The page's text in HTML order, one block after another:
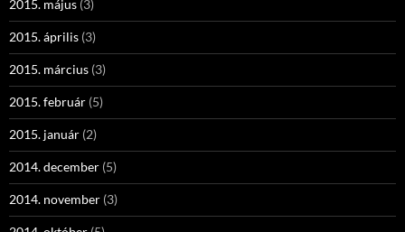
2015. május (3)
2015. április (3)
2015. március (3)
2015. február (5)
2015. január (2)
2014. december (5)
2014. november (3)